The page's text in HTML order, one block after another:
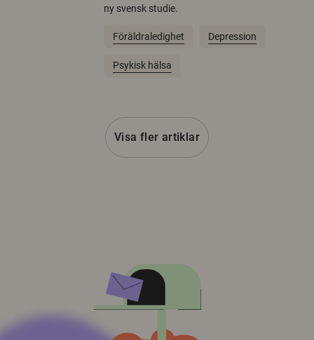
ny svensk studie.
Föräldraledighet Depression
Psykisk hälsa
Visa fler artiklar